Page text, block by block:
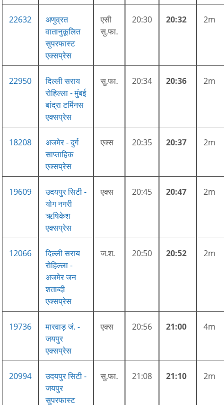
22632
अणुव्रत
वातानुकूलित
सुपरफास्ट
एक्सप्रेस
एसी
सु.फा.
20:30 20:32 2m
22950
दिल्ली सराय
रोहिल्ला - मुंबई
बांद्रा टर्मिनस
एक्सप्रेस
सु.फा. 20:34 20:36 2m
18208
अजमेर - दुर्ग
साप्ताहिक
एक्सप्रेस
एक्स 20:35 20:37 2m
19609
उदयपुर सिटी -
योग नगरी
ऋषिकेश
एक्सप्रेस
एक्स 20:45 20:47 2m
12066
दिल्ली सराय
रोहिल्ला -
अजमेर जन
शताब्दी
एक्सप्रेस
ज.श. 20:50 20:52 2m
19736
मारवाड़ जं. -
जयपुर
एक्सप्रेस
एक्स 20:56 21:00 4m
20994
उदयपुर सिटी -
जयपुर
सुपरफास्ट
सु.फा. 21:08 21:10 2m